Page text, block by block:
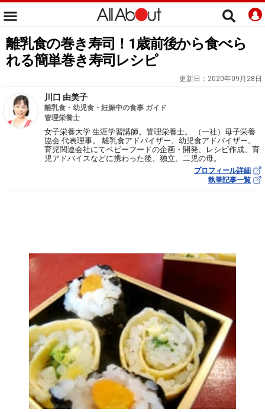
離乳食の巻き寿司！1歳前後から食べら
れる簡単巻き寿司レシピ
更新日： 2020年09月28日
川口 由美子
離乳食・幼児食・妊娠中の食事 ガイド
管理栄養士
女子栄養大学 生涯学習講師。管理栄養士。 （一社）母子栄養
協会 代表理事。 離乳食アドバイザー、幼児食アドバイザー。
育児関連会社にてベビーフードの企画・開発、レシピ作成、育
児アドバイスなどに携わった後、独立。二児の母。
プロフィール詳細
執筆記事一覧